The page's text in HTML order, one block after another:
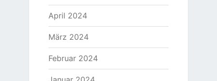
April 2024
März 2024
Februar 2024